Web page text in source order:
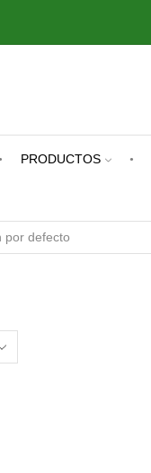
PRODUCTOS